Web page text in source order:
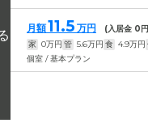
月額11.5 万円 (入居金 0
家 0万円 管 5.6万円 食 4.9万円
個室 / 基本プラン